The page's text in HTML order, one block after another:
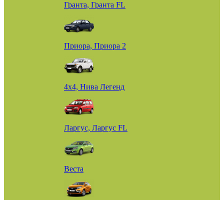
Гранта, Гранта FL
Приора, Приора 2
4х4, Нива Легенд
Ларгус, Ларгус FL
Веста